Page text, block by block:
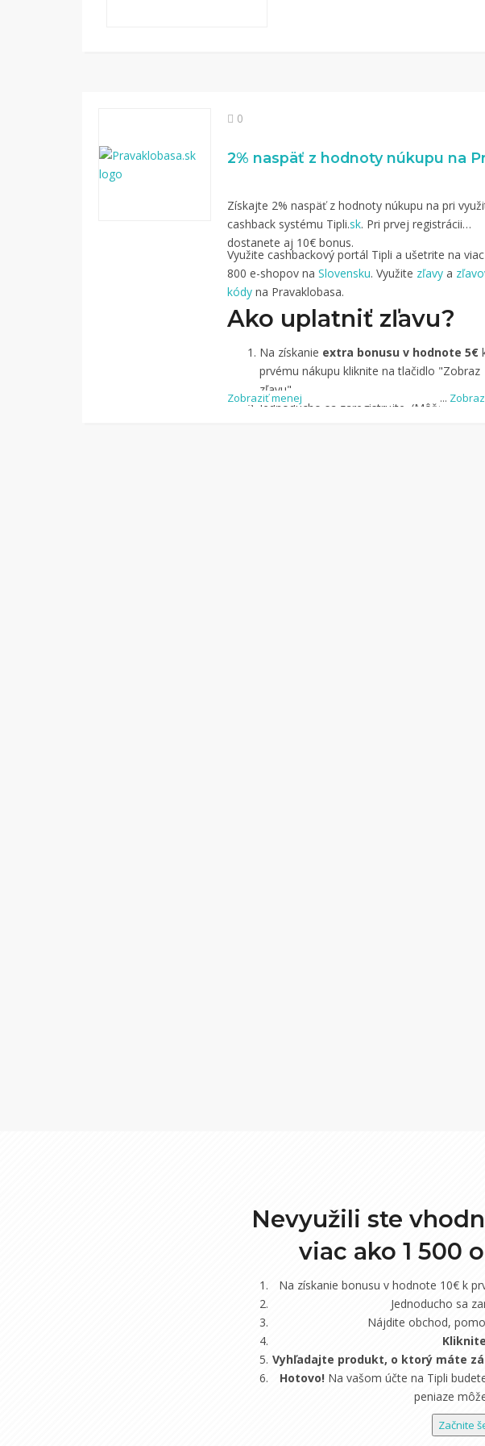
0
...
Získajte 2% naspäť z hodnoty núkupu na pri
cashback systému Tipli.sk. Pri prvej registrácii
dostanete aj 10€ bonus.
Využite cashbackový portál Tipli a ušetrite na
800 e-shopov na Slovensku. Využite zľavy a
kódy na Pravaklobasa.
Ako uplatniť zľavu?
Na získanie extra bonusu v hodnote 5€
prvému nákupu kliknite na tlačidlo "Zobraz
zľavu".
Jednoducho sa zaregistrujte. (Môžete aj
Zobraziť menej
Nevyužili ste
viac ako 1 500
Na získanie bonusu v hodnote 10€ k
Jednoducho sa
Nájdite obchod,
Vyhľadajte produkt, o ktorý máte
Hotovo!Na vašom účte na Tipli
peniaze
Začnite